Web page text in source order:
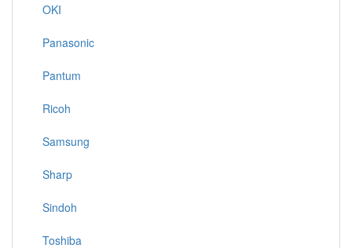
OKI
Panasonic
Pantum
Ricoh
Samsung
Sharp
Sindoh
Toshiba